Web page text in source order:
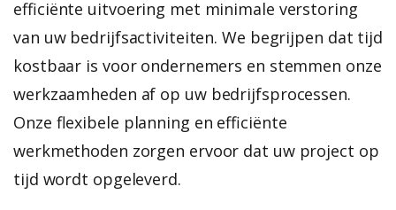
efficiënte uitvoering met minimale verstoring
van uw bedrijfsactiviteiten. We begrijpen dat tijd
kostbaar is voor ondernemers en stemmen onze
werkzaamheden af op uw bedrijfsprocessen.
Onze flexibele planning en efficiënte
werkmethoden zorgen ervoor dat uw project op
tijd wordt opgeleverd.